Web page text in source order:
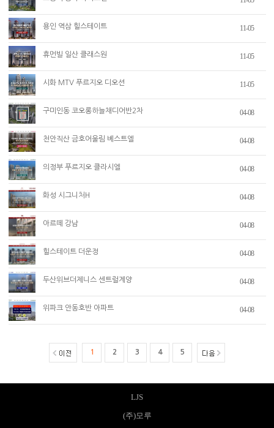
용인 역삼 힐스테이트 11-05
휴먼빌 일산 클래스원 11-05
시화 MTV 푸르지오 디오션 11-05
구미인동 코오롱하늘채디어반2차 04-08
천안직산 금호어울림 베스트엘 04-08
의정부 푸르지오 클라시엘 04-08
화성 시그니처H 04-08
아르떼 강남 04-08
힐스테이트 더운정 04-08
두산위브더제니스 센트럴계양 04-08
위파크 안동호반 아파트 04-08
1 2 3 4 5
LJS
(주)모루